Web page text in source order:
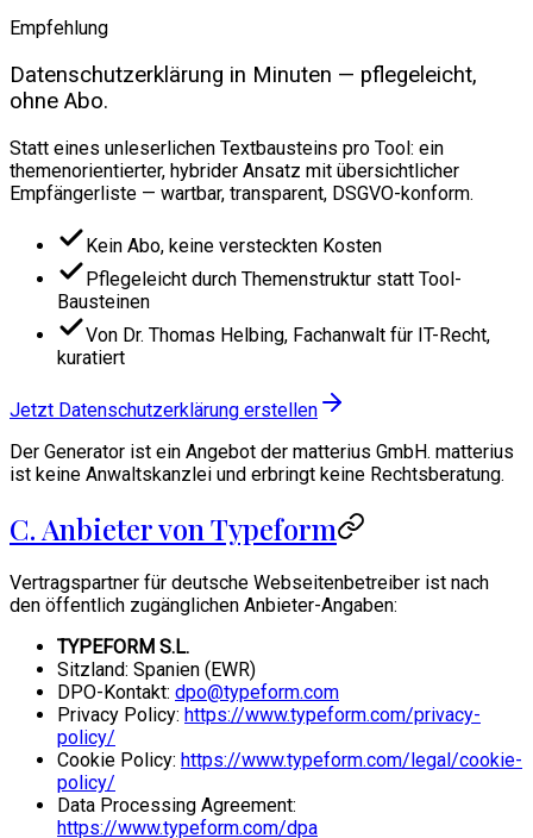
Empfehlung
Datenschutzerklärung in Minuten — pflegeleicht,
ohne Abo.
Statt eines unleserlichen Textbausteins pro Tool: ein
themenorientierter, hybrider Ansatz mit übersichtlicher
Empfängerliste — wartbar, transparent, DSGVO-konform.
Kein Abo, keine versteckten Kosten
Pflegeleicht durch Themenstruktur statt Tool-
Bausteinen
Von Dr. Thomas Helbing, Fachanwalt für IT-Recht,
kuratiert
Jetzt Datenschutzerklärung erstellen
Der Generator ist ein Angebot der matterius GmbH. matterius
ist keine Anwaltskanzlei und erbringt keine Rechtsberatung.
C. Anbieter von Typeform
Vertragspartner für deutsche Webseitenbetreiber ist nach
den öffentlich zugänglichen Anbieter-Angaben:
TYPEFORM S.L.
Sitzland: Spanien (EWR)
DPO-Kontakt: dpo@typeform.com
Privacy Policy: https://www.typeform.com/privacy-
policy/
Cookie Policy: https://www.typeform.com/legal/cookie-
policy/
Data Processing Agreement:
https://www.typeform.com/dpa